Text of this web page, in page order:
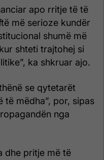
apo rritje të të
më serioze kundër
shumë më
shteti trajtohej si
ka shkruar ajo.
se qytetarët
të mëdha”, por, sipas
nga
dhe pritje më të